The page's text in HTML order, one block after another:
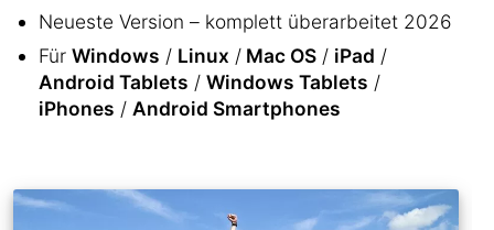
Neueste Version – komplett überarbeitet 2026
Für Windows / Linux / Mac OS / iPad /
Android Tablets / Windows Tablets /
iPhones / Android Smartphones